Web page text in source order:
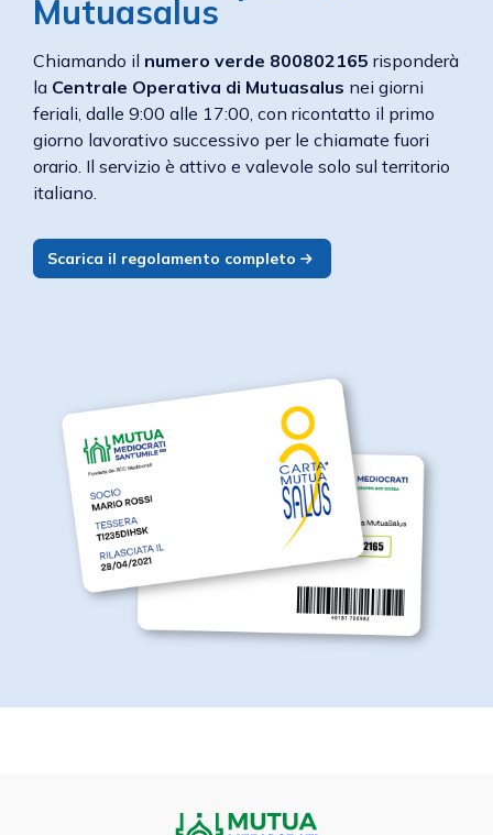
Mutuasalus
Chiamando il numero verde 800802165 risponderà
la Centrale Operativa di Mutuasalus nei giorni
feriali, dalle 9:00 alle 17:00, con ricontatto il primo
giorno lavorativo successivo per le chiamate fuori
orario. Il servizio è attivo e valevole solo sul territorio
italiano.
Scarica il regolamento completo